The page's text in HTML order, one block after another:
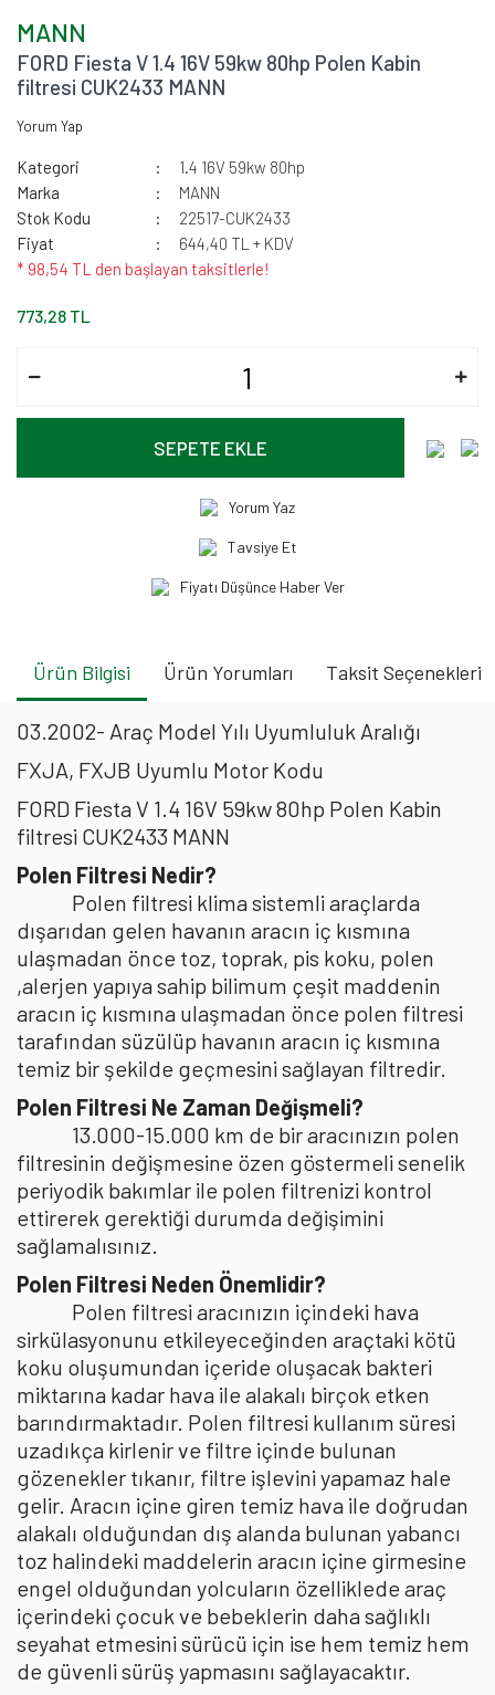
MANN
FORD Fiesta V 1.4 16V 59kw 80hp Polen Kabin
filtresi CUK2433 MANN
Yorum Yap
Kategori
1.4 16V 59kw 80hp
Marka
MANN
Stok Kodu
22517-CUK2433
Fiyat
644,40 TL + KDV
* 98,54 TL den başlayan taksitlerle!
773,28 TL
SEPETE EKLE
Yorum Yaz
Tavsiye Et
Fiyatı Düşünce Haber Ver
Ürün Bilgisi Ürün Yorumları Taksit Seçenekleri
03.2002- Araç Model Yılı Uyumluluk Aralığı
FXJA, FXJB Uyumlu Motor Kodu
FORD Fiesta V 1.4 16V 59kw 80hp Polen Kabin
filtresi CUK2433 MANN
Polen Filtresi Nedir?
Polen filtresi klima sistemli araçlarda
dışarıdan gelen havanın aracın iç kısmına
ulaşmadan önce toz, toprak, pis koku, polen
,alerjen yapıya sahip bilimum çeşit maddenin
aracın iç kısmına ulaşmadan önce polen filtresi
tarafından süzülüp havanın aracın iç kısmına
temiz bir şekilde geçmesini sağlayan filtredir.
Polen Filtresi Ne Zaman Değişmeli?
13.000-15.000 km de bir aracınızın polen
filtresinin değişmesine özen göstermeli senelik
periyodik bakımlar ile polen filtrenizi kontrol
ettirerek gerektiği durumda değişimini
sağlamalısınız.
Polen Filtresi Neden Önemlidir?
Polen filtresi aracınızın içindeki hava
sirkülasyonunu etkileyeceğinden araçtaki kötü
koku oluşumundan içeride oluşacak bakteri
miktarına kadar hava ile alakalı birçok etken
barındırmaktadır. Polen filtresi kullanım süresi
uzadıkça kirlenir ve filtre içinde bulunan
gözenekler tıkanır, filtre işlevini yapamaz hale
gelir. Aracın içine giren temiz hava ile doğrudan
alakalı olduğundan dış alanda bulunan yabancı
toz halindeki maddelerin aracın içine girmesine
engel olduğundan yolcuların özelliklede araç
içerindeki çocuk ve bebeklerin daha sağlıklı
seyahat etmesini sürücü için ise hem temiz hem
de güvenli sürüş yapmasını sağlayacaktır.